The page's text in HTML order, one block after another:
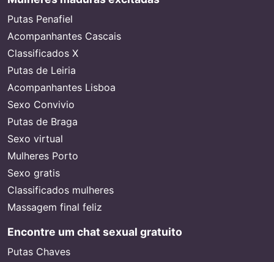
Putas Penafiel
Acompanhantes Cascais
Classificados X
Putas de Leiria
Acompanhantes Lisboa
Sexo Convivio
Putas de Braga
Sexo virtual
Mulheres Porto
Sexo gratis
Classificados mulheres
Massagem final feliz
Encontre um chat sexual gratuito
Putas Chaves